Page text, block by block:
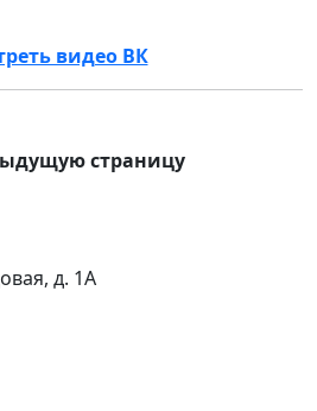
видео ВК
страницу
д. 1А